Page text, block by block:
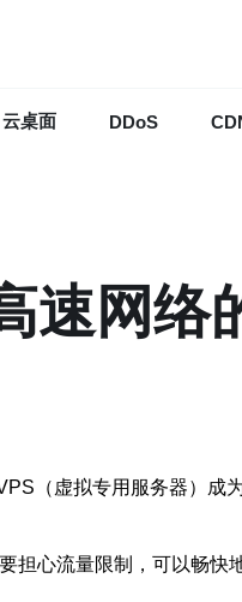
云桌面 DDoS
速网络
（虚拟专用服务器）成
心流量限制，可以畅